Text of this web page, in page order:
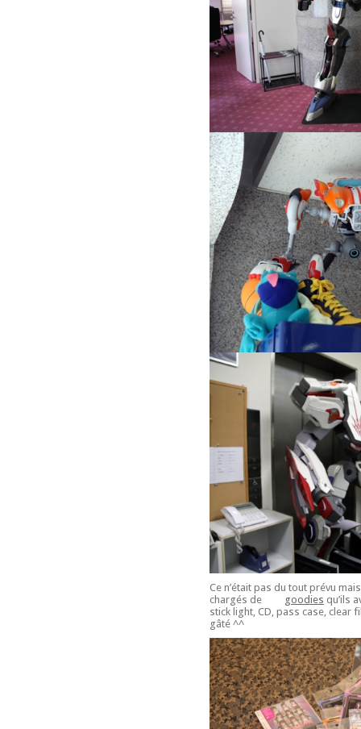
Ce n’était pas du tout prévu
chargés de
goodies qu’ils
stick light, CD, pass case, clear
gâté ^^